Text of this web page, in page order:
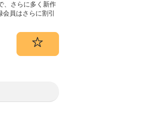
、さらに多く新作
員はさらに割引